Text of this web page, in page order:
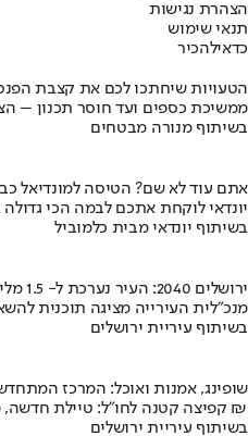
הצהרת נגישות
תנאי שימוש
כדאילהכיר
הטעויות שיחתכו לכם את קצבת
ממשיכת כספים ועד חוסר תכנון –
בשיתוף מנורה מבטחים
אתם עוד לא שם? הטיסה למונדיאל
יונדאי לוקחת אתכם לבמה הכי גדולה
בשיתוף יונדאי מבית כלמוביל
ירושלים 2040: העיר נערכת ל- 1.5 מליון תושבים
מנכ"לית העירייה מציגה תוכנית
בשיתוף עיריית ירושלים
שופינג, אמנות ואוכל: המרכז
קפיצה קטנה לחו"ל: טיילת חדשה, מיצגי אמנות, וכיכרות משופצות בהשקעה של 100 מיליון ₪
בשיתוף עיריית ירושלים